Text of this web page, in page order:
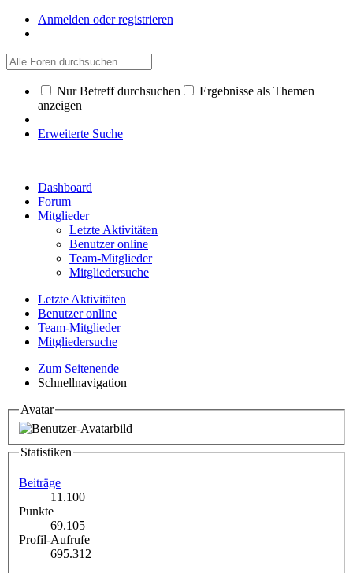
Anmelden oder registrieren
Nur Betreff durchsuchen
Ergebnisse als Themen
anzeigen
Erweiterte Suche
Dashboard
Forum
Mitglieder
Letzte Aktivitäten
Benutzer online
Team-Mitglieder
Mitgliedersuche
Letzte Aktivitäten
Benutzer online
Team-Mitglieder
Mitgliedersuche
Zum Seitenende
Schnellnavigation
Avatar
Statistiken
Beiträge
11.100
Punkte
69.105
Profil-Aufrufe
695.312